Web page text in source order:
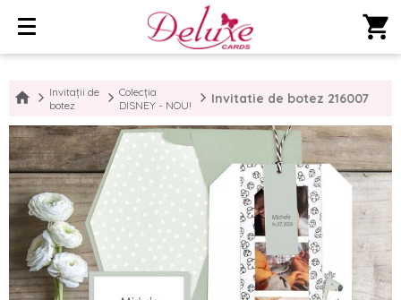
shopping_cart
Invitații de
botez
Colecția
DISNEY - NOU!
Invitatie de botez 216007